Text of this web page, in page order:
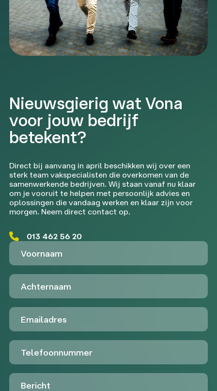
Nieuwsgierig wat Vona
voor jouw bedrijf
betekent?
Direct bij aanvang in april beschikken wij over een
sterk team vakspecialisten die overkomen van de
samenwerkende bedrijven. Wij staan vanaf nu klaar
om je vooruit te helpen met persoonlijk advies en
oplossingen die vandaag werken en klaar zijn voor
morgen. Neem direct contact op.
013 462 56 20
Voornaam
Achternaam
Emailadres
Telefoon
Untitled